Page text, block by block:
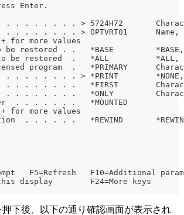
choices,
. . . . . . . . . . > 5724H72
. . . . . . . . . > OPTVRT01
more
be restored . .   *BASE
to be restored  .   *ALL
program  .   *PRIMARY
. . . . . . . . . > *PRINT
. . . . . . . . .   *FIRST
. . . . . . . .   *ONLY
. . . . . . .
more
. . . . . .   *REWIND
F5=Refresh   F10=Additional
use this display
押下後、以下の通り確認画面が表示され